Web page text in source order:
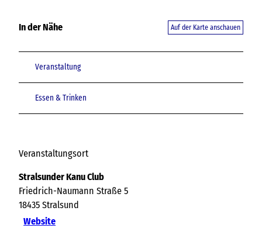
In der Nähe Auf der Karte anschauen
Veranstaltung
Essen & Trinken
Veranstaltungsort
Stralsunder Kanu Club
Friedrich-Naumann Straße 5
18435 Stralsund
Website